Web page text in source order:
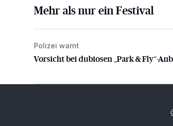
Mehr als nur ein Festival
Vorsicht bei dubiosen „Park & Fly“-
Polizei warnt
Vorsicht bei dubiosen „Park & Fly“-